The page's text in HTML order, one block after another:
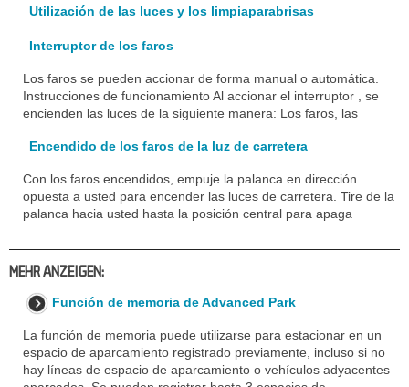
Utilización de las luces y los limpiaparabrisas
Interruptor de los faros
Los faros se pueden accionar de forma manual o automática.
Instrucciones de funcionamiento Al accionar el interruptor , se
encienden las luces de la siguiente manera: Los faros, las
Encendido de los faros de la luz de carretera
Con los faros encendidos, empuje la palanca en dirección
opuesta a usted para encender las luces de carretera. Tire de la
palanca hacia usted hasta la posición central para apaga
MEHR ANZEIGEN:
Función de memoria de Advanced Park
La función de memoria puede utilizarse para estacionar en un
espacio de aparcamiento registrado previamente, incluso si no
hay líneas de espacio de aparcamiento o vehículos adyacentes